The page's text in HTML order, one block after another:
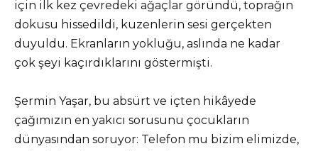
için ilk kez çevredeki ağaçlar göründü, toprağın
dokusu hissedildi, kuzenlerin sesi gerçekten
duyuldu. Ekranların yokluğu, aslında ne kadar
çok şeyi kaçırdıklarını göstermişti.
Şermin Yaşar, bu absürt ve içten hikâyede
çağımızın en yakıcı sorusunu çocukların
dünyasından soruyor: Telefon mu bizim elimizde,